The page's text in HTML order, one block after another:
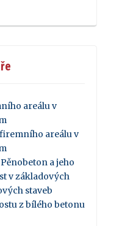
areálu v
areálu v
Pěnobeton a jeho
v základových
staveb
z bílého betonu